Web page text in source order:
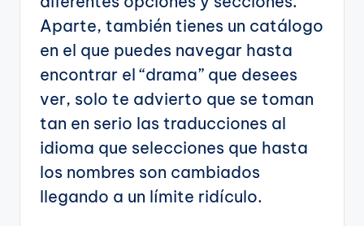
Aparte, también tienes un catálogo
en el que puedes navegar hasta
encontrar el “drama” que desees
ver, solo te advierto que se toman
tan en serio las traducciones al
idioma que selecciones que hasta
los nombres son cambiados
llegando a un límite ridículo.